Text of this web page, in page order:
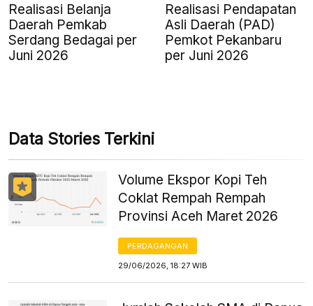
Realisasi Belanja
Daerah Pemkab
Serdang Bedagai per
Juni 2026
Realisasi Pendapatan
Asli Daerah (PAD)
Pemkot Pekanbaru
per Juni 2026
Data Stories Terkini
Volume Ekspor Kopi Teh
Coklat Rempah Rempah
Provinsi Aceh Maret 2026
PERDAGANGAN
29/06/2026, 18:27 WIB